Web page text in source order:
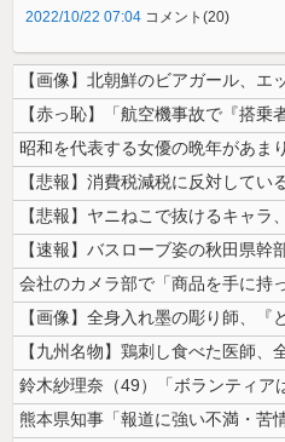
2022/10/22 07:04 コメント(20)